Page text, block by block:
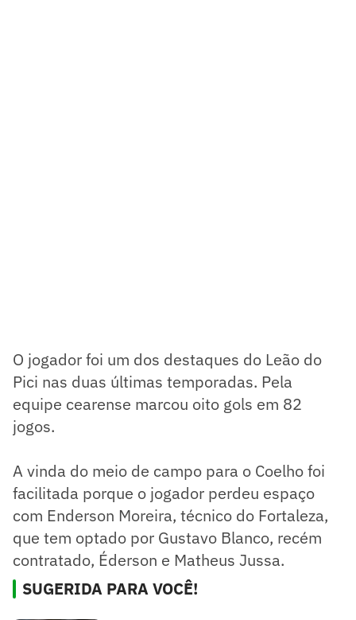
O jogador foi um dos destaques do Leão do
Pici nas duas últimas temporadas. Pela
equipe cearense marcou oito gols em 82
jogos.
A vinda do meio de campo para o Coelho foi
facilitada porque o jogador perdeu espaço
com Enderson Moreira, técnico do Fortaleza,
que tem optado por Gustavo Blanco, recém
contratado, Éderson e Matheus Jussa.
SUGERIDA PARA VOCÊ!